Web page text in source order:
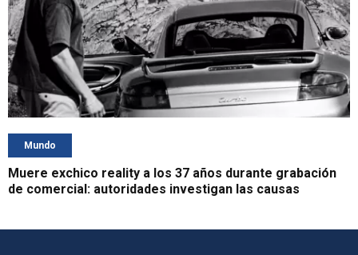
Mundo
Muere exchico reality a los 37 años durante grabación
de comercial: autoridades investigan las causas